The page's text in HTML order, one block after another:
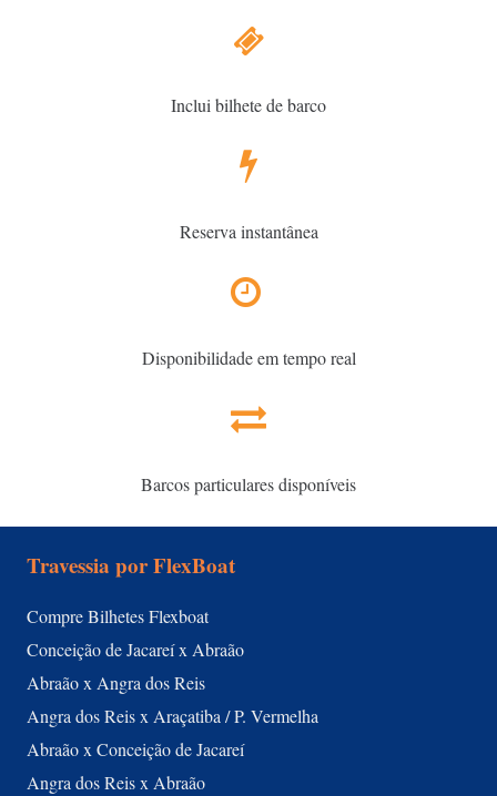
Inclui bilhete de barco
Reserva instantânea
Disponibilidade em tempo real
Barcos particulares disponíveis
Travessia por FlexBoat
Compre Bilhetes Flexboat
Conceição de Jacareí x Abraão
Abraão x Angra dos Reis
Angra dos Reis x Araçatiba / P. Vermelha
Abraão x Conceição de Jacareí
Angra dos Reis x Abraão